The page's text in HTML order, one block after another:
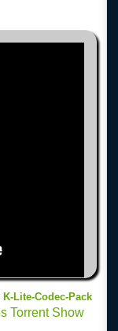
K-Lite-Codec-Pack